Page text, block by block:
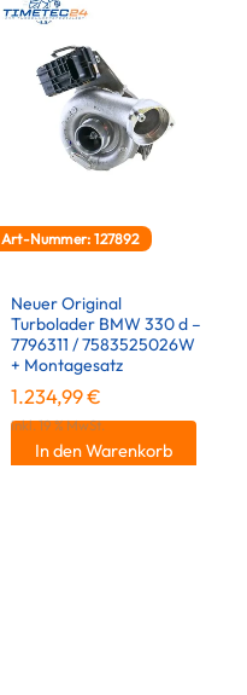
Art-Nummer: 127892
Neuer Original
Turbolader BMW 330 d –
7796311 / 7583525026W
+ Montagesatz
1.234,99€
inkl. 19 % MwSt.
In den Warenkorb